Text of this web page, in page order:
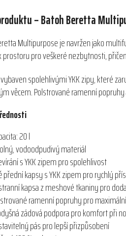
– Batoh Beretta
Multipurpose je navržen jako
pro veškeré nezbytnosti,
spolehlivými YKK zipy, které
věcem. Polstrované ramenní
20 l
vodoodpudivý materiál
s YKK zipem pro spolehlivost
přední kapsy s YKK zipem pro rychlý
kapsa z meshové tkaniny pro
ramenní popruhy pro
zádová podpora pro komfort při
pás pro lepší přizpůsobení